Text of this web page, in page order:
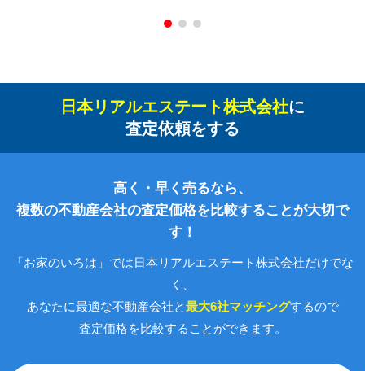
日本リアルエステート株式会社に
査定依頼をする
高く・早く売るなら、
複数の不動産会社の査定価格を比較することが大切で
す！
「お家のいろは」では日本リアルエステート株式会社だけでな
く、
あなたに最適な不動産会社と最大6社マッチングするので
査定価格を比較することができます。